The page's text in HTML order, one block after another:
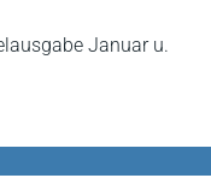
Januar u.